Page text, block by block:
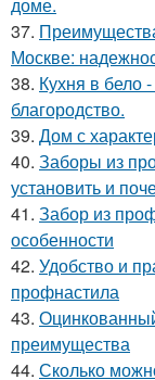
37.
Москве:
38. Кухня в бело
благородство.
39. Дом с
40. Заборы из
установить и
41. Забор из
особенности
42. Удобство и
профнастила
43.
преимущества
44. Сколько